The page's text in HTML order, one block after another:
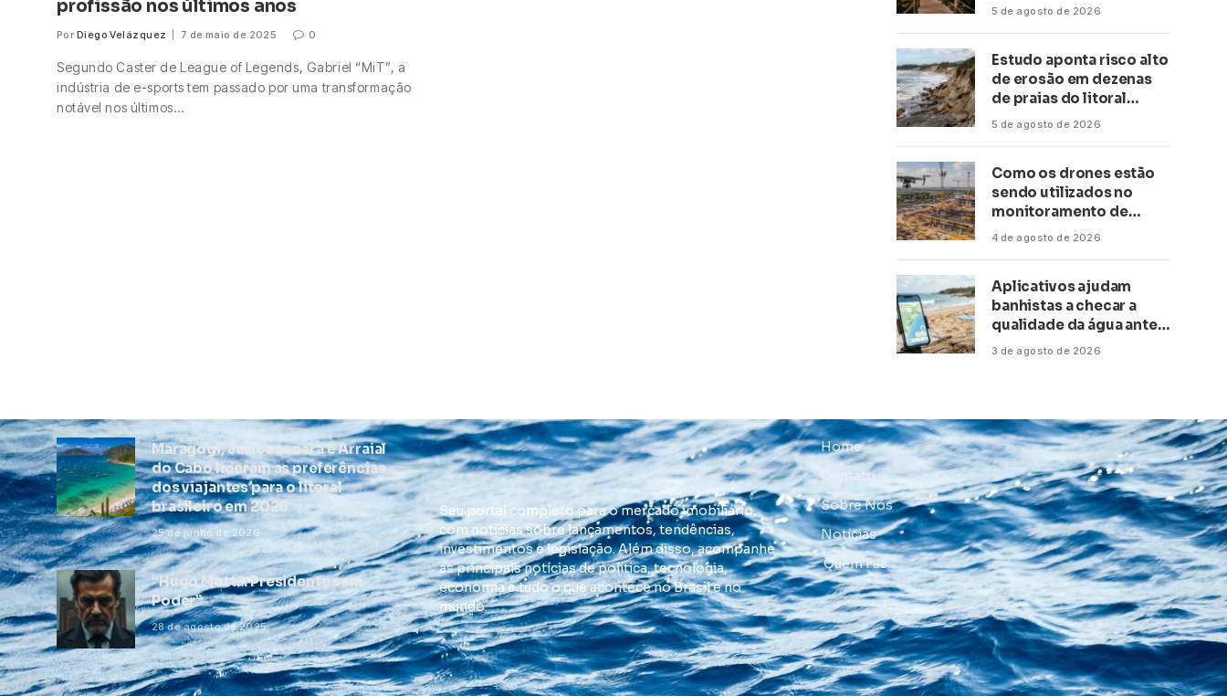
profissão nos últimos anos
Por Diego Velázquez 7 de maio de 2025 0
Segundo Caster de League of Legends, Gabriel “MiT”, a
indústria de e-sports tem passado por uma transformação
notável nos últimos…
a Anac
5 de agosto de 2026
Estudo aponta risco alto
de erosão em dezenas
de praias do litoral
paulista
5 de agosto de 2026
Como os drones estão
sendo utilizados no
monitoramento de
obras de grande porte?
4 de agosto de 2026
Aplicativos ajudam
banhistas a checar a
qualidade da água antes
de ir à praia
3 de agosto de 2026
Maragogi, Jericoacoara e Arraial
do Cabo lideram as preferências
dos viajantes para o litoral
brasileiro em 2026
25 de junho de 2026
“Hugo Motta: Presidente sem
Poder”
28 de agosto de 2025
Seu portal completo para o mercado imobiliário,
com notícias sobre lançamentos, tendências,
investimentos e legislação. Além disso, acompanhe
as principais notícias de política, tecnologia,
economia e tudo o que acontece no Brasil e no
mundo.
Home
Contato
Sobre Nós
Notícias
Quem Faz